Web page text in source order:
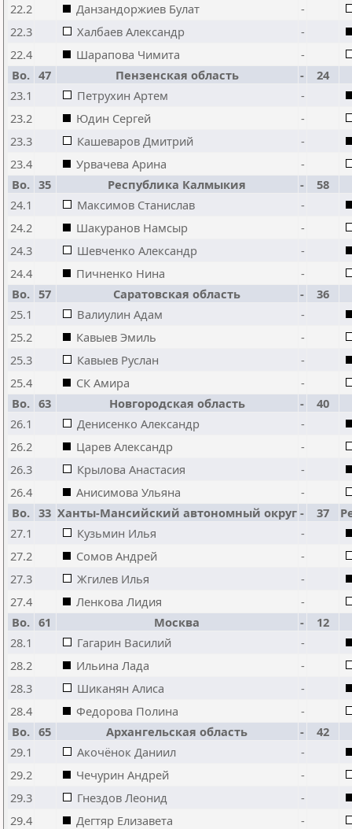
22.2
Данзандоржиев Булат
-
22.3
Халбаев Александр
-
22.4
Шарапова Чимита
-
Bo. 47 Пензенская область -
24
23.1
Петрухин Артем
-
23.2
Юдин Сергей
-
23.3
Кашеваров Дмитрий
-
23.4
Урвачева Арина
-
Bo. 35 Республика Калмыкия -
58
24.1
Максимов Станислав
-
24.2
Шакуранов Намсыр
-
24.3
Шевченко Александр
-
24.4
Пичненко Нина
-
Bo. 57 Саратовская область -
36
25.1
Валиулин Адам
-
25.2
Кавыев Эмиль
-
25.3
Кавыев Руслан
-
25.4
СК Амира
-
Bo. 63 Новгородская область -
40
26.1
Денисенко Александр
-
26.2
Царев Александр
-
26.3
Крылова Анастасия
-
26.4
Анисимова Ульяна
-
Bo. 33 Ханты-Мансийский автономный округ - 37
27.1
Кузьмин Илья
-
27.2
Сомов Андрей
-
27.3
Жгилев Илья
-
27.4
Ленкова Лидия
-
Bo. 61 Москва -
12
28.1
Гагарин Василий
-
28.2
Ильина Лада
-
28.3
Шиканян Алиса
-
28.4
Федорова Полина
-
Bo. 65 Архангельская область -
42
29.1
Акочёнок Даниил
-
29.2
Чечурин Андрей
-
29.3
Гнездов Леонид
-
29.4
Дегтяр Елизавета
-